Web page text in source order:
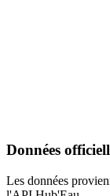
Données
Les données